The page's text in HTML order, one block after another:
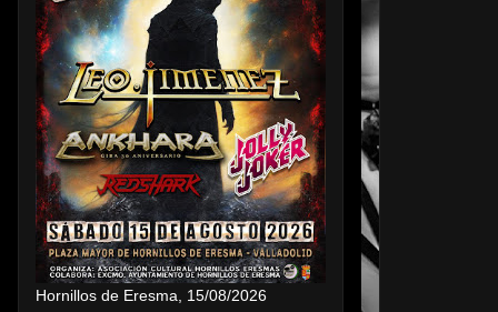
Hornillos de Eresma, 15/08/2026